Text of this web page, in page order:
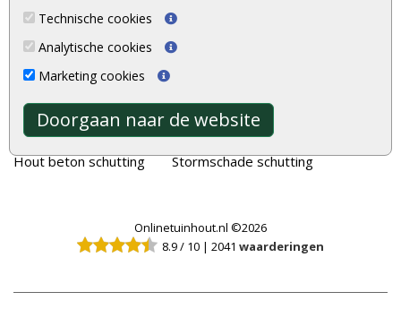
Technische cookies
Analytische cookies
Marketing cookies
Doorgaan naar de website
Tuinpalen
Tuinhekken
Tuinhuizen
Blokhutten
Overkappingen
Hout beton schutting
Steigerplanken
Douglas hout
Aanbiedingen
Merken
Stormschade schutting
Onlinetuinhout.nl ©2026
8.9/ 10 | 2041 waarderingen